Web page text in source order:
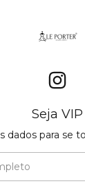
Seja VIP
dados para se